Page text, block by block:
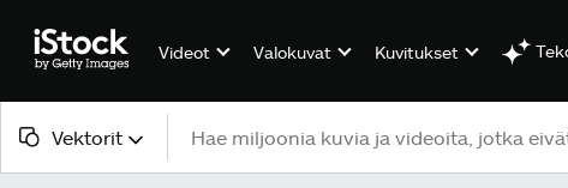
Videot Valokuvat Kuvitukset
Vektorit